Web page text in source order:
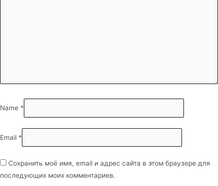
Name *
Email *
Сохранить моё имя, email и адрес сайта в этом браузере для
последующих моих комментариев.